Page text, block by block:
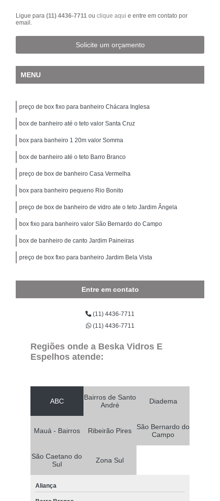
Ligue para(11) 4436-7711ouclique aqui e entre em contato por
email.
Solicite um orçamento
MENU
preço de box fixo para banheiro Chácara Inglesa
box de banheiro até o teto valor Santa Cruz
box para banheiro 1 20m valor Somma
box de banheiro até o teto Barro Branco
preço de box de banheiro Casa Vermelha
box para banheiro pequeno Rio Bonito
preço de box de banheiro de vidro ate o teto Jardim Ângela
box fixo para banheiro valor São Bernardo do Campo
box de banheiro de canto Jardim Paineiras
preço de box fixo para banheiro Jardim Bela Vista
Entre em contato
(11) 4436-7711
(11) 4436-7711
Regiões onde a Beska Vidros E
Espelhos atende:
ABC
Bairros de Santo
André
Diadema
Mauá - Bairros Ribeirão Pires
São Bernardo do
Campo
São Caetano do
Sul
Zona Sul
Aliança